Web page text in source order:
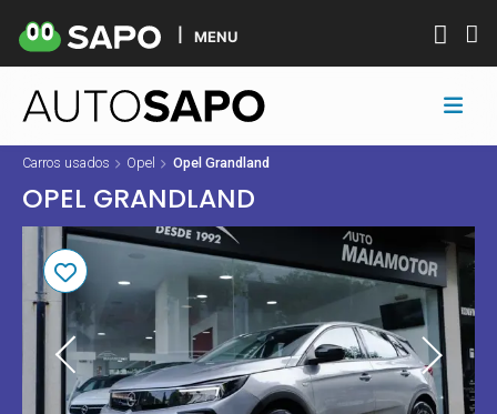
MENU
Carros usados Opel Opel Grandland
OPEL GRANDLAND